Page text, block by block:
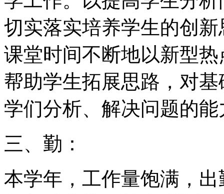
切实落实培养学生的创
课堂时间不断地以新型
帮助学生拓展思路，对
学们分析、解决问题的
三、勤：
本学年，工作量饱满，